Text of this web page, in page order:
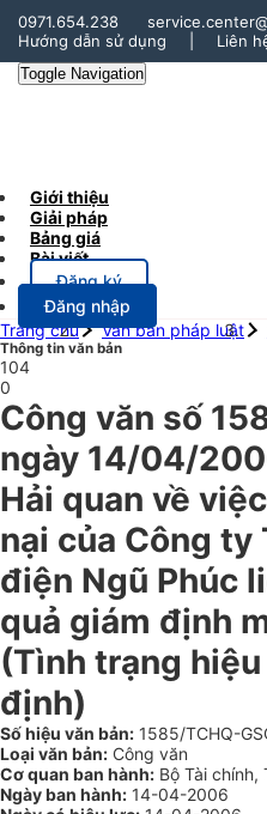
0971.654.238
Hướng dẫn sử dụng
Liên
Toggle Navigation
Giới thiệu
Giải pháp
Bảng giá
Bài viết
Đăng ký
Đăng nhập
Trang chủ
Văn bản pháp luật
Thông tin văn bản
104
0
Công văn số
ngày 14/04/
Hải quan về
nại của Công ty
điện Ngũ Phúc
quả giám định
(Tình trạng
định)
Số hiệu văn bản: 1585/TCHQ-
Loại văn bản: Công văn
Cơ quan ban hành: Bộ Tài chính,
Ngày ban hành: 14-04-2006